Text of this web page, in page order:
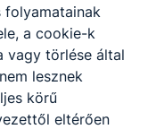
határoz meg.
folyamatainak
a cookie-k
vagy törlése által
lesznek
körű
eltérően